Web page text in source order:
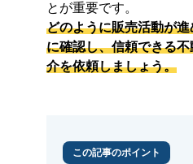
とが重要です。
どのように販売活動が
に確認し、信頼できる
介を依頼しましょう。
この記事のポイント